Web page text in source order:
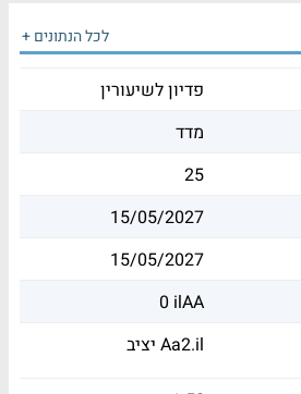
לכל הנתונים +
פדיון לשיעורין
מדד
25
15/05/2027
15/05/2027
0 ilAA
יציב Aa2.il